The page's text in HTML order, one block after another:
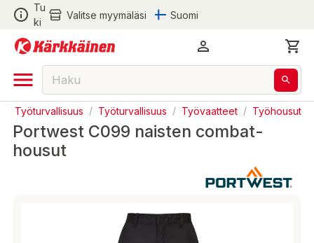
Tu
ki
Valitse myymäläsi Suomi
ja Työturvallisuus / Työturvallisuus / Työvaatteet / Työhousut
Portwest C099 naisten combat-
housut